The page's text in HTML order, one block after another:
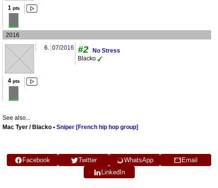
1 pts
2016
6. 07/2016 #2
No Stress
Blacko
4pts
See also...
Mac Tyer / Blacko • Sniper [French hip hop group]
Facebook Twitter WhatsApp
Email
LinkedIn